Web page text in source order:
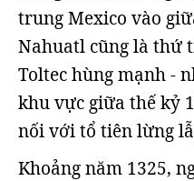
trung Mexico vào
Nahuatl cũng là thứ
Toltec hùng mạnh -
khu vực giữa thế kỷ
nối với tổ tiên lừng
Khoảng năm 1325,